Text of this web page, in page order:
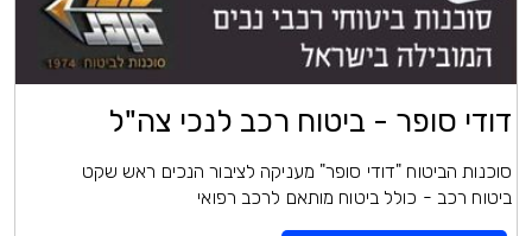
דודי סופר - ביטוח רכב לנכי צה"ל
סוכנות הביטוח "דודי סופר" מעניקה לציבור הנכים ראש שקט
ביטוח רכב - כולל ביטוח מותאם לרכב רפואי